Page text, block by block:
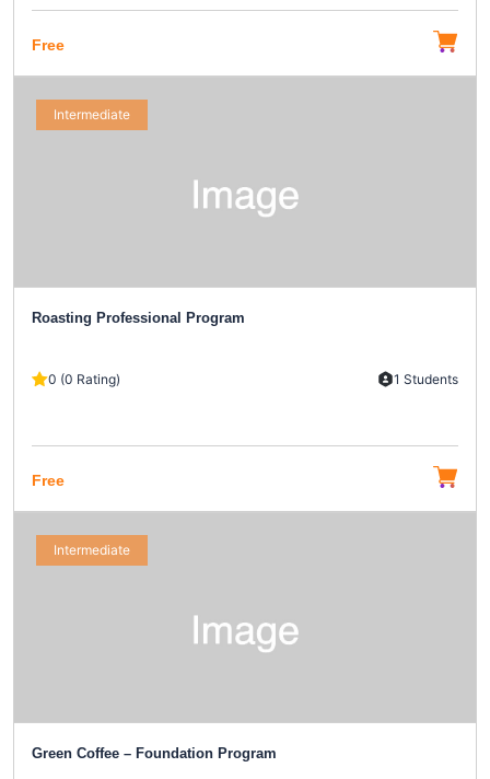
Free
Intermediate
Roasting Professional Program
0 (0 Rating) 1 Students
Free
Intermediate
Green Coffee – Foundation Program